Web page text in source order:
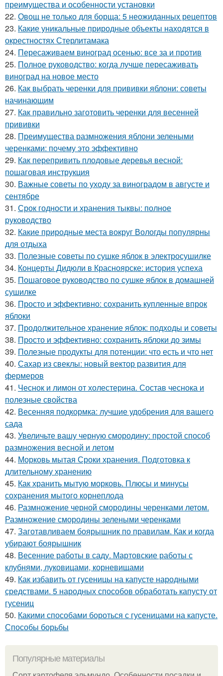
преимущества и особенности установки
22. Овощ не только для борща: 5 неожиданных рецептов
23. Какие уникальные природные объекты находятся в
окрестностях Стерлитамака
24. Пересаживаем виноград осенью: все за и против
25. Полное руководство: когда лучше пересаживать
виноград на новое место
26. Как выбрать черенки для прививки яблони: советы
начинающим
27. Как правильно заготовить черенки для весенней
прививки
28. Преимущества размножения яблони зелеными
черенками: почему это эффективно
29. Как перепривить плодовые деревья весной:
пошаговая инструкция
30. Важные советы по уходу за виноградом в августе и
сентябре
31. Срок годности и хранения тыквы: полное
руководство
32. Какие природные места вокруг Вологды популярны
для отдыха
33. Полезные советы по сушке яблок в электросушилке
34. Концерты Дидюли в Красноярске: история успеха
35. Пошаговое руководство по сушке яблок в домашней
сушилке
36. Просто и эффективно: сохранить купленные впрок
яблоки
37. Продолжительное хранение яблок: подходы и советы
38. Просто и эффективно: сохранить яблоки до зимы
39. Полезные продукты для потенции: что есть и что нет
40. Сахар из свеклы: новый вектор развития для
фермеров
41. Чеснок и лимон от холестерина. Состав чеснока и
полезные свойства
42. Весенняя подкормка: лучшие удобрения для вашего
сада
43. Увеличьте вашу черную смородину: простой способ
размножения весной и летом
44. Морковь мытая Сроки хранения. Подготовка к
длительному хранению
45. Как хранить мытую морковь. Плюсы и минусы
сохранения мытого корнеплода
46. Размножение черной смородины черенками летом.
Размножение смородины зелеными черенками
47. Заготавливаем боярышник по правилам. Как и когда
убирают боярышник
48. Весенние работы в саду. Мартовские работы с
клубнями, луковицами, корневищами
49. Как избавить от гусеницы на капусте народными
средствами. 5 народных способов обработать капусту от
гусениц
50. Какими способами бороться с гусеницами на капусте.
Способы борьбы
Популярные материалы